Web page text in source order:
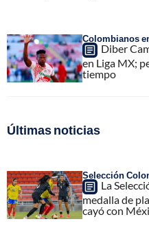
Colombianos
Diber
en Liga MX;
tiempo
Últimas noticias
Selección
La
medalla de
cayó con